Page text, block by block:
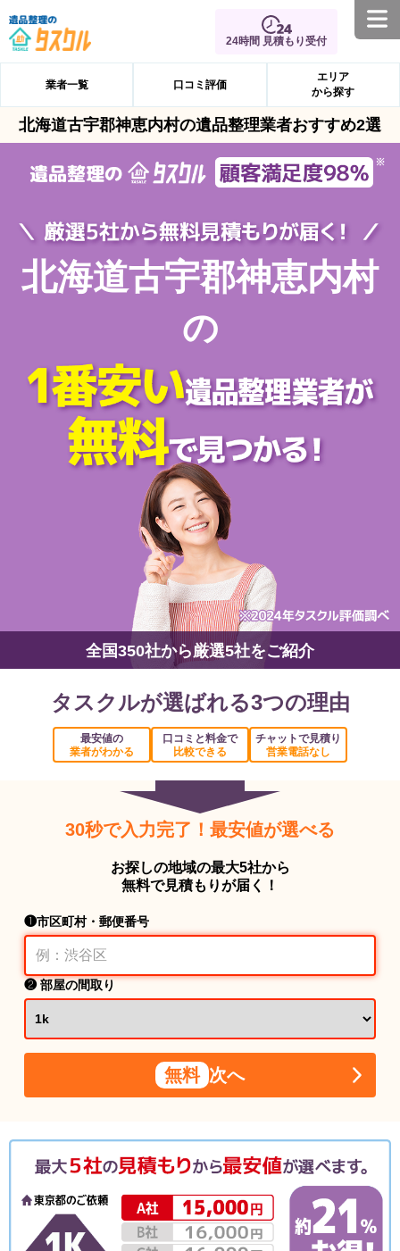
24時間 見積もり受付
業者一覧 口コミ評価
エリア
から探す
北海道古宇郡神恵内村の遺品整理業者おすすめ2選
北海道古宇郡神恵内村
の
全国350社から厳選5社をご紹介
タスクルが選ばれる3つの理由
最安値の
業者がわかる
口コミと料金で
比較できる
チャットで見積り
営業電話なし
30秒で入力完了！最安値が選べる
お探しの地域の最大5社から
無料で見積もりが届く！
❶市区町村・郵便番号
❷ 部屋の間取り
無料 次へ